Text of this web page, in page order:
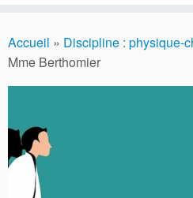
au
contenu
Accueil » Discipline : physique-
Mme Berthomier